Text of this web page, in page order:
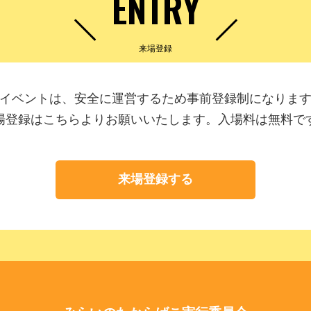
来場登録
ベントは、安全に運営するため事前登録制になります
登録はこちらよりお願いいたします。入場料は無料で
来場登録する